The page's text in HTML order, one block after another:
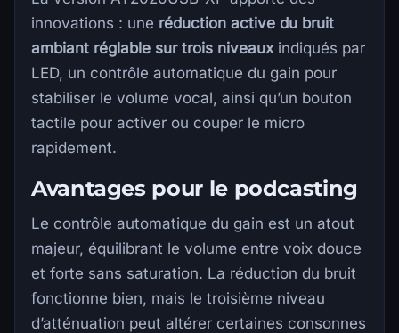
innovations : une réduction active du bruit
ambiant réglable sur trois niveauxindiqués par
LED, un contrôle automatique du gain pour
stabiliser le volume vocal, ainsi qu’un bouton
tactile pour activer ou couper le micro
rapidement.
Avantages pour le podcasting
Le contrôle automatique du gain est un atout
majeur, équilibrant le volume entre voix douce
et forte sans saturation. La réduction du bruit
fonctionne bien, mais le troisième niveau
d’atténuation peut altérer certaines consonnes